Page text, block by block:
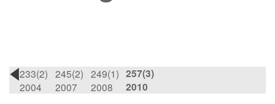
233(2)
2004
245(2)
2007
249(1)
2008
257(3)
2010